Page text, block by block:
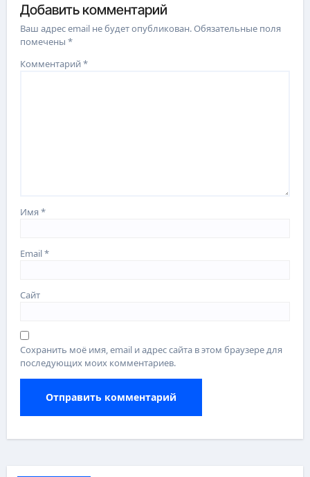
Добавить комментарий
Ваш адрес email не будет опубликован.Обязательные поля
помечены*
Комментарий*
Имя*
Email*
Сайт
Сохранить моё имя, email и адрес сайта в этом браузере для
последующих моих комментариев.